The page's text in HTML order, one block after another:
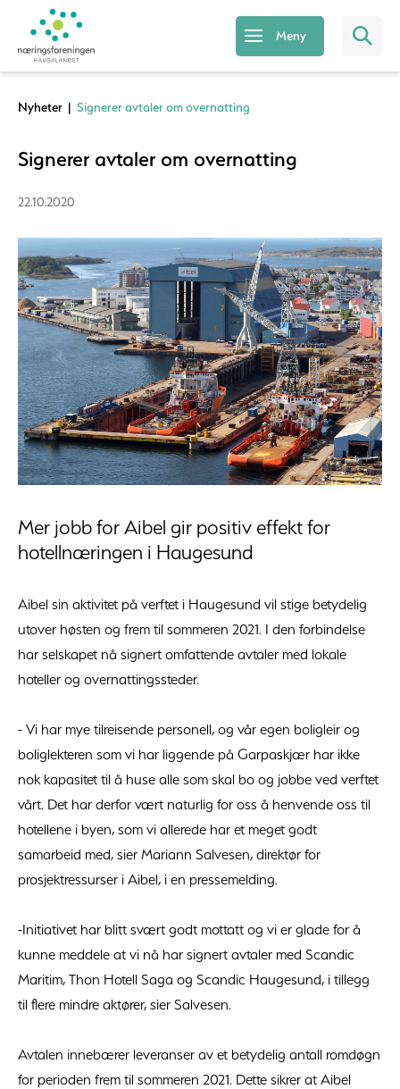
Meny
Nyheter | Signerer avtaler om overnatting
Signerer avtaler om overnatting
22.10.2020
Mer jobb for Aibel gir positiv effekt for
hotellnæringen i Haugesund
Aibel sin aktivitet på verftet i Haugesund vil stige betydelig
utover høsten og frem til sommeren 2021. I den forbindelse
har selskapet nå signert omfattende avtaler med lokale
hoteller og overnattingssteder.
- Vi har mye tilreisende personell, og vår egen boligleir og
boliglekteren som vi har liggende på Garpaskjær har ikke
nok kapasitet til å huse alle som skal bo og jobbe ved verftet
vårt. Det har derfor vært naturlig for oss å henvende oss til
hotellene i byen, som vi allerede har et meget godt
samarbeid med, sier Mariann Salvesen, direktør for
prosjektressurser i Aibel, i en pressemelding.
-Initiativet har blitt svært godt mottatt og vi er glade for å
kunne meddele at vi nå har signert avtaler med Scandic
Maritim, Thon Hotell Saga og Scandic Haugesund, i tillegg
til flere mindre aktører, sier Salvesen.
Avtalen innebærer leveranser av et betydelig antall romdøgn
for perioden frem til sommeren 2021. Dette sikrer at Aibel